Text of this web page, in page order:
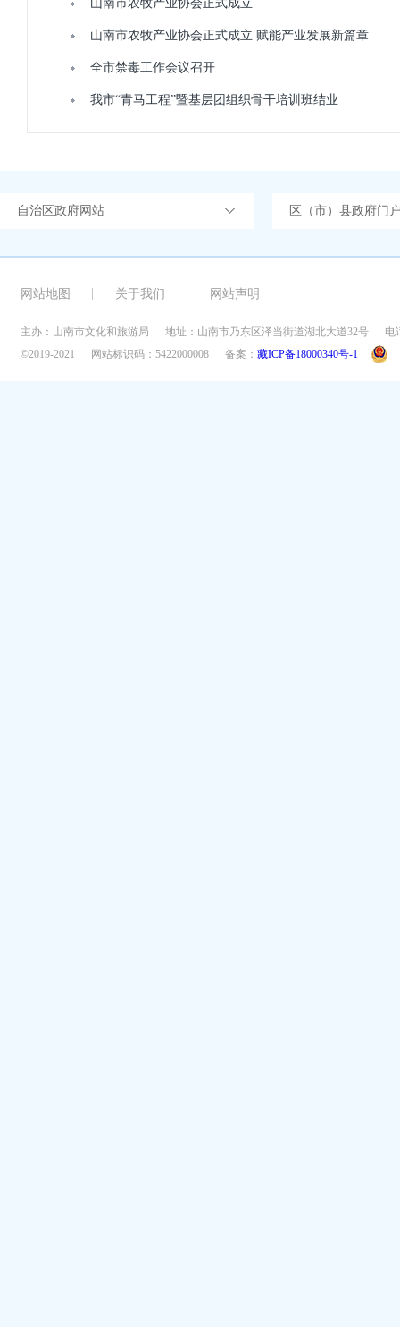
山南市农牧产业协会正式成立
山南市农牧产业协会正式成立 赋能产业发展新篇章
全市禁毒工作会议召开
我市“青马工程”暨基层团组织骨干培训班结业
自治区政府网站 区（市）县政府门
网站地图 关于我们 网站声明
主办：山南市文化和旅游局 地址：山南市乃东区泽当街道湖北大道32号
电
©2019-2021
网站标识码：5422000008 备案： 藏ICP备18000340号-1